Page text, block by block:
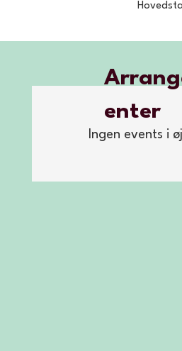
Ingen events i
enter